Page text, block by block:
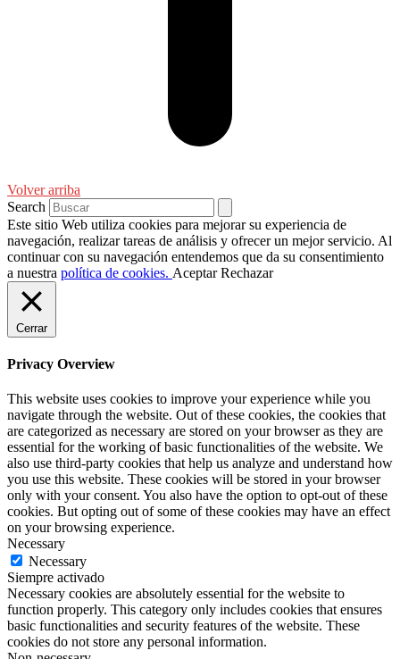
Volver arriba
Search
Este sitio Web utiliza cookies para mejorar su experiencia de
navegación, realizar tareas de análisis y ofrecer un mejor servicio. Al
continuar con su navegación entendemos que da su consentimiento
a nuestra política de cookies. Aceptar Rechazar
Cerrar
Privacy Overview
This website uses cookies to improve your experience while you
navigate through the website. Out of these cookies, the cookies that
are categorized as necessary are stored on your browser as they are
essential for the working of basic functionalities of the website. We
also use third-party cookies that help us analyze and understand how
you use this website. These cookies will be stored in your browser
only with your consent. You also have the option to opt-out of these
cookies. But opting out of some of these cookies may have an effect
on your browsing experience.
Necessary
Necessary
Siempre activado
Necessary cookies are absolutely essential for the website to
function properly. This category only includes cookies that ensures
basic functionalities and security features of the website. These
cookies do not store any personal information.